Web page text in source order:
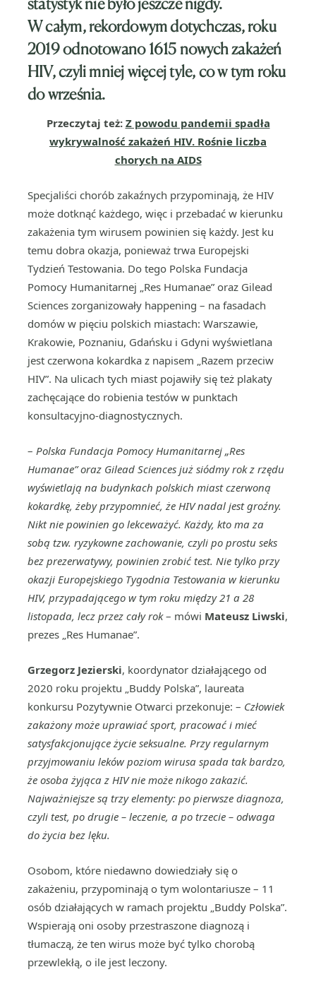
W całym, rekordowym dotychczas, roku
2019 odnotowano 1615 nowych zakażeń
HIV, czyli mniej więcej tyle, co w tym roku
do września.
Przeczytaj też: Z powodu pandemii spadła
wykrywalność zakażeń HIV. Rośnie liczba
chorych na AIDS
Specjaliści chorób zakaźnych przypominają, że HIV
może dotknąć każdego, więc i przebadać w kierunku
zakażenia tym wirusem powinien się każdy. Jest ku
temu dobra okazja, ponieważ trwa Europejski
Tydzień Testowania. Do tego Polska Fundacja
Pomocy Humanitarnej „Res Humanae” oraz Gilead
Sciences zorganizowały happening – na fasadach
domów w pięciu polskich miastach: Warszawie,
Krakowie, Poznaniu, Gdańsku i Gdyni wyświetlana
jest czerwona kokardka z napisem „Razem przeciw
HIV”. Na ulicach tych miast pojawiły się też plakaty
zachęcające do robienia testów w punktach
konsultacyjno-diagnostycznych.
– Polska Fundacja Pomocy Humanitarnej „Res
Humanae” oraz Gilead Sciences już siódmy rok z rzędu
wyświetlają na budynkach polskich miast czerwoną
kokardkę, żeby przypomnieć, że HIV nadal jest groźny.
Nikt nie powinien go lekceważyć. Każdy, kto ma za
sobą tzw. ryzykowne zachowanie, czyli po prostu seks
bez prezerwatywy, powinien zrobić test. Nie tylko przy
okazji Europejskiego Tygodnia Testowania w kierunku
HIV, przypadającego w tym roku między 21 a 28
listopada, lecz przez cały rok– mówi Mateusz Liwski,
prezes „Res Humanae”.
Grzegorz Jezierski, koordynator działającego od
2020 roku projektu „Buddy Polska”, laureata
konkursu Pozytywnie Otwarci przekonuje: – Człowiek
zakażony może uprawiać sport, pracować i mieć
satysfakcjonujące życie seksualne. Przy regularnym
przyjmowaniu leków poziom wirusa spada tak bardzo,
że osoba żyjąca z HIV nie może nikogo zakazić.
Najważniejsze są trzy elementy: po pierwsze diagnoza,
czyli test, po drugie – leczenie, a po trzecie – odwaga
do życia bez lęku.
Osobom, które niedawno dowiedziały się o
zakażeniu, przypominają o tym wolontariusze – 11
osób działających w ramach projektu „Buddy Polska”.
Wspierają oni osoby przestraszone diagnozą i
tłumaczą, że ten wirus może być tylko chorobą
przewlekłą, o ile jest leczony.